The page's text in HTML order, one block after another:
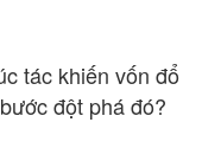
tác khiến vốn đổ
đột phá đó?